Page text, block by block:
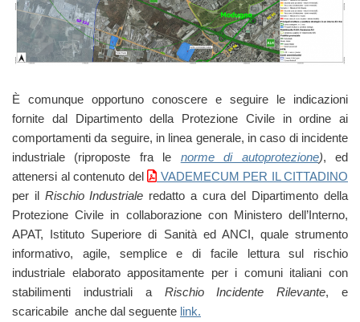
È comunque opportuno conoscere e seguire le indicazioni
fornite dal Dipartimento della Protezione Civile in ordine ai
comportamenti da seguire, in linea generale, in caso di incidente
industriale (riproposte fra le norme di autoprotezione), ed
attenersi al contenuto del
VADEMECUM PER IL CITTADINO
per il Rischio Industriale redatto a cura del Dipartimento della
Protezione Civile in collaborazione con Ministero dell’Interno,
APAT, Istituto Superiore di Sanità ed ANCI, quale strumento
informativo, agile, semplice e di facile lettura sul rischio
industriale elaborato appositamente per i comuni italiani con
stabilimenti industriali a Rischio Incidente Rilevante, e
scaricabile anche dal seguente link.